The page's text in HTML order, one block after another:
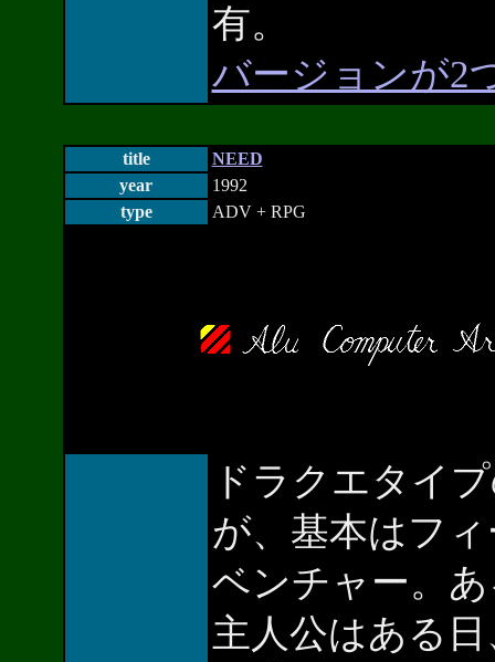
有。
バージョンが2
title
NEED
year
1992
type
ADV + RPG
ドラクエタイ
が、基本はフ
ベンチャー。
主人公はある